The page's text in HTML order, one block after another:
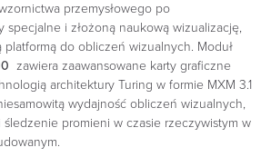
przemysłowego po
specjalne i złożoną naukową wizualizację,
platformą do obliczeń wizualnych. Moduł
zawiera zaawansowane karty graficzne
architektury Turing w formie MXM 3.1
wydajność obliczeń wizualnych,
promieni w czasie rzeczywistym w